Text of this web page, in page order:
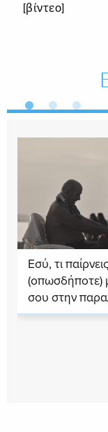
[βίντεο]
Εσύ, τι παίρνεις
(οπωσδήποτε)
σου στην